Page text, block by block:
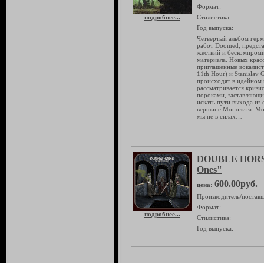
подробнее...
Формат:
Стилистика:
Год выпуска:
Четвёртый альбом
работ Doomed,
жёсткий и
материала. Новых
приглашённые
11th Hour) и Stanislav
происходят в идейном
рассматривается
пороками,
искать пути выхода
вершине Монолита.
мы не в силах…
подробнее...
DOUBLE
Ones"
цена: 600.00руб.
Производитель/
Формат:
Стилистика:
Год выпуска: